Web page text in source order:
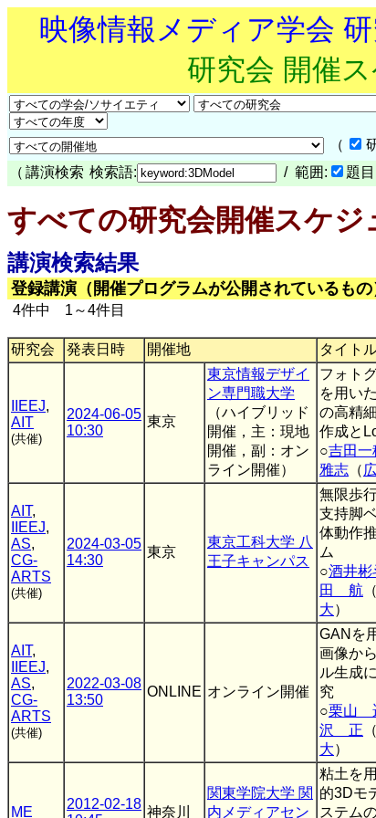
映像情報メディア学会
研究会 開催
（
（ 講演検索 検索語: / 範囲: 題目
すべての研究会開催スケジ
講演検索結果
登録講演（開催プログラムが公開されているもの
4件中 1～4件目
研究会 発表日時 開催地 タイト
IIEEJ,
AIT
(共催)
2024-06-05
10:30
東京
東京情報デザイ
ン専門職大学
（ハイブリッド
開催，主：現地
開催，副：オン
ライン開催）
フォト
を用い
の高精
作成と
○吉田一
雅志 （
AIT,
IIEEJ,
AS,
CG-
ARTS
(共催)
2024-03-05
14:30
東京
東京工科大学 八
王子キャンパス
無限歩
支持脚
体動作
ム
○酒井彬
田 航 （
大）
AIT,
IIEEJ,
AS,
CG-
ARTS
(共催)
2022-03-08
13:50
ONLINE オンライン開催
GANを
画像か
ル生成
究
○栗山
沢 正 （
大）
ME
2012-02-18
神奈川
関東学院大学 関
内メディアセン
粘土を
的3Dモ
ステム